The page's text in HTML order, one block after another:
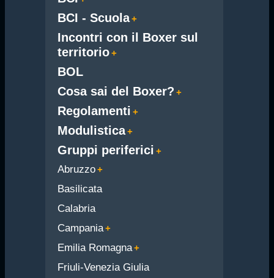
BCI - Scuola
Incontri con il Boxer sul
territorio
BOL
Cosa sai del Boxer?
Regolamenti
Modulistica
Gruppi periferici
Abruzzo
Basilicata
Calabria
Campania
Emilia Romagna
Friuli-Venezia Giulia